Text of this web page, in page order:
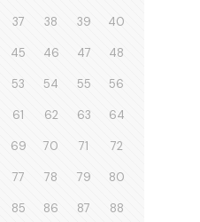
37 38 39 40
45 46 47 48
53 54 55 56
61 62 63 64
69 70 71 72
77 78 79 80
85 86 87 88